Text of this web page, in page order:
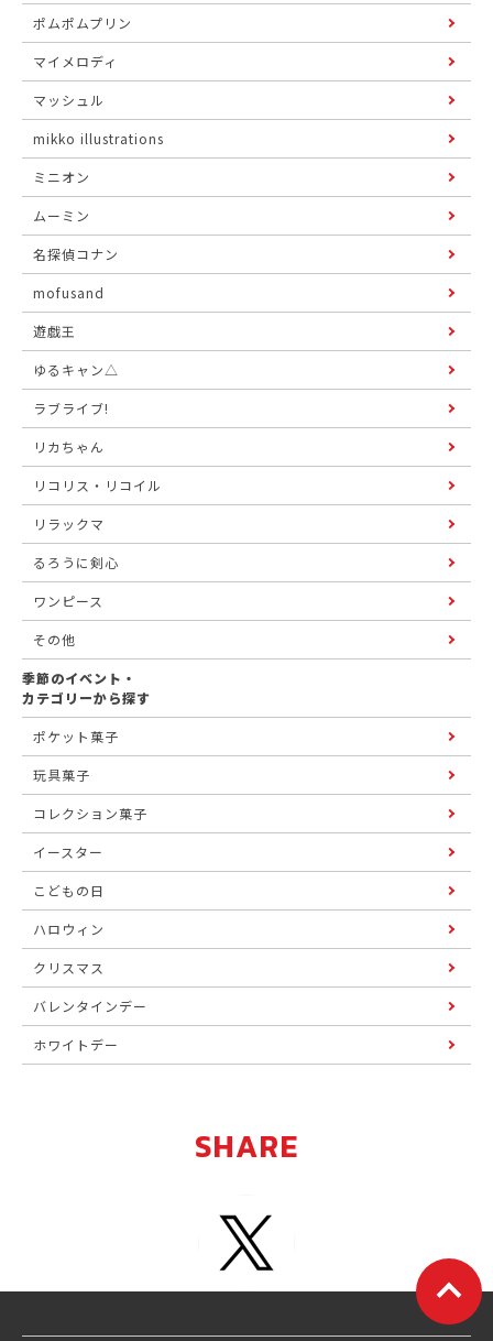
ポムポムプリン
マイメロディ
マッシュル
mikko illustrations
ミニオン
ムーミン
名探偵コナン
mofusand
遊戯王
ゆるキャン△
ラブライブ!
リカちゃん
リコリス・リコイル
リラックマ
るろうに剣心
ワンピース
その他
季節のイベント・
カテゴリーから探す
ポケット菓子
玩具菓子
コレクション菓子
イースター
こどもの日
ハロウィン
クリスマス
バレンタインデー
ホワイトデー
SHARE